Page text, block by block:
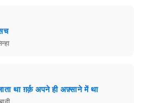
था ग़र्क़ अपने ही अफ़्साने में था